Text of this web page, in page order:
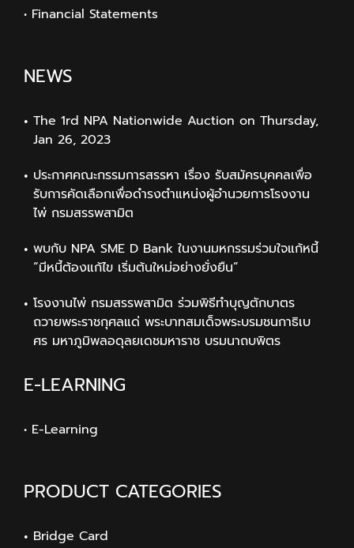
• Financial Statements
NEWS
The 1rd NPA Nationwide Auction on Thursday,
Jan 26, 2023
ประกาศคณะกรรมการสรรหา เรื่อง รับสมัครบุคคลเพื่อ
รับการคัดเลือกเพื่อดำรงตำแหน่งผู้อำนวยการโรงงาน
ไพ่ กรมสรรพสามิต
พบกับ NPA SME D Bank ในงานมหกรรมร่วมใจแก้หนี้
“มีหนี้ต้องแก้ไข เริ่มต้นใหม่อย่างยั่งยืน”
โรงงานไพ่ กรมสรรพสามิต ร่วมพิธีทำบุญตักบาตร
ถวายพระราชกุศลแด่ พระบาทสมเด็จพระบรมชนกาธิเบ
ศร มหาภูมิพลอดุลยเดชมหาราช บรมนาถบพิตร
E-LEARNING
• E-Learning
PRODUCT CATEGORIES
Bridge Card